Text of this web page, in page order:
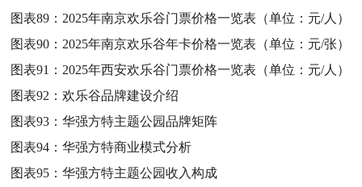
图表89： 2025年南京欢乐谷门票价格一览表（单位：元/人）
图表90： 2025年南京欢乐谷年卡价格一览表（单位：元/张）
图表91： 2025年西安欢乐谷门票价格一览表（单位：元/人）
图表92：欢乐谷品牌建设介绍
图表93：华强方特主题公园品牌矩阵
图表94：华强方特商业模式分析
图表95：华强方特主题公园收入构成